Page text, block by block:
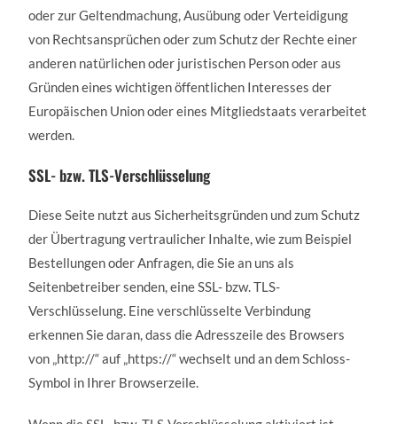
oder zur Geltendmachung, Ausübung oder Verteidigung
von Rechtsansprüchen oder zum Schutz der Rechte einer
anderen natürlichen oder juristischen Person oder aus
Gründen eines wichtigen öffentlichen Interesses der
Europäischen Union oder eines Mitgliedstaats verarbeitet
werden.
SSL- bzw. TLS-Verschlüsselung
Diese Seite nutzt aus Sicherheitsgründen und zum Schutz
der Übertragung vertraulicher Inhalte, wie zum Beispiel
Bestellungen oder Anfragen, die Sie an uns als
Seitenbetreiber senden, eine SSL- bzw. TLS-
Verschlüsselung. Eine verschlüsselte Verbindung
erkennen Sie daran, dass die Adresszeile des Browsers
von „http://“ auf „https://“ wechselt und an dem Schloss-
Symbol in Ihrer Browserzeile.